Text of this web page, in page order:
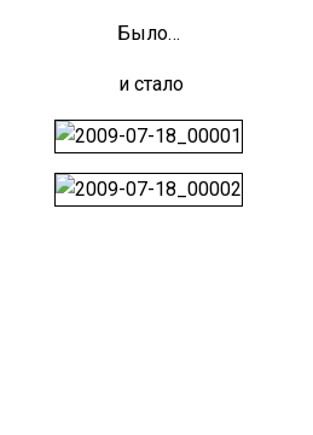
Было…
и стало